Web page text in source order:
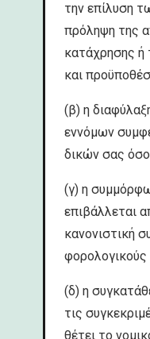
την επίλυση
πρόληψη της
κατάχρησης ή
και
(β) η
εννόμων
δικών σας
(γ) η
επιβάλλεται
κανονιστική
(δ) η
τις
θέτει το